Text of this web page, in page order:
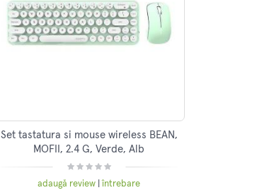
Set tastatura si mouse wireless BEAN,
MOFII, 2.4 G, Verde, Alb
adaugă review
întrebare